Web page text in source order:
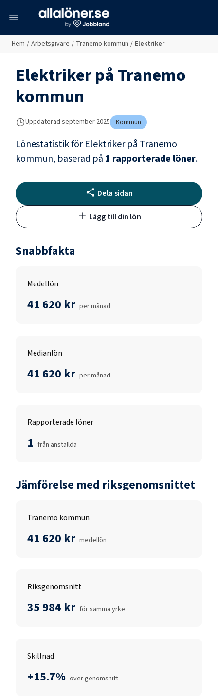
Hem / Arbetsgivare / Tranemo kommun / Elektriker
ElektrikerpåTranemo
kommun
Uppdaterad september 2025 Kommun
Lönestatistik förElektrikerpå Tranemo
kommun, baserad på 1 rapporterade löner.
Dela sidan
Lägg till din lön
Snabbfakta
Medellön
41 620 kr per månad
Medianlön
41 620 kr per månad
Rapporterade löner
1 från anställda
Jämförelse med riksgenomsnittet
Tranemo kommun
41 620 kr medellön
Riksgenomsnitt
35 984 kr för samma yrke
Skillnad
+15.7% över genomsnitt